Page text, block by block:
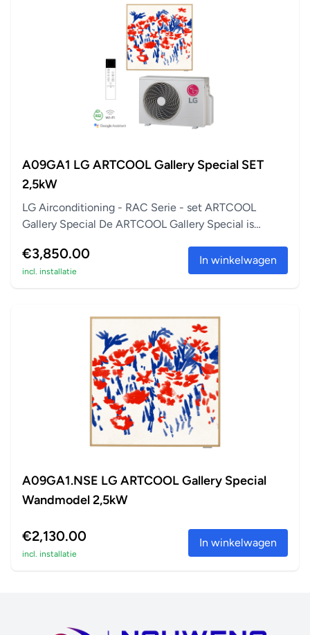
A09GA1 LG ARTCOOL Gallery Special SET
2,5kW
LG Airconditioning - RAC Serie - set ARTCOOL
Gallery Special De ARTCOOL Gallery Special is
€3,850.00
incl. installatie
In winkelwagen
A09GA1.NSE LG ARTCOOL Gallery Special
Wandmodel 2,5kW
€2,130.00
incl. installatie
In winkelwagen